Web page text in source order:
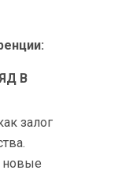
В
залог
новые